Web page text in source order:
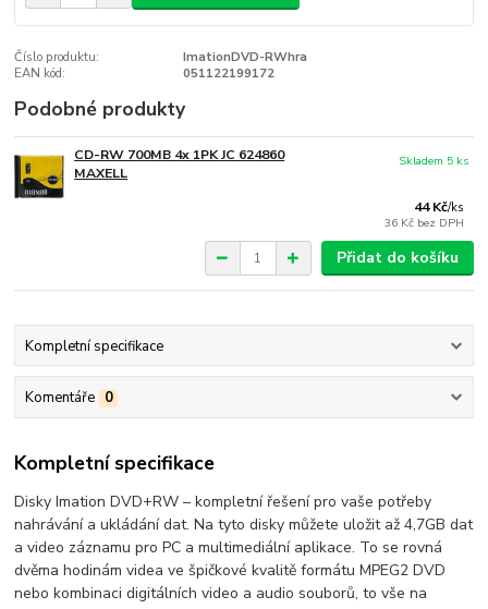
Číslo produktu:
ImationDVD-RWhra
EAN kód:
051122199172
Podobné produkty
CD-RW 700MB 4x 1PK JC 624860
MAXELL
44 Kč/ks
36 Kč bez DPH
Skladem 5 ks
Přidat do košíku
Kompletní specifikace
Komentáře 0
Kompletní specifikace
Disky Imation DVD+RW – kompletní řešení pro vaše potřeby
nahrávání a ukládání dat. Na tyto disky můžete uložit až 4,7GB dat
a video záznamu pro PC a multimediální aplikace. To se rovná
dvěma hodinám videa ve špičkové kvalitě formátu MPEG2 DVD
nebo kombinaci digitálních video a audio souborů, to vše na